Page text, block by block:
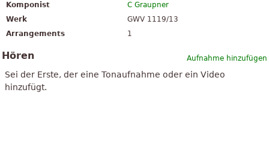
Komponist
C Graupner
Werk
GWV 1119/13
Arrangements
1
Aufnahme hinzufügen
Hören
Sei der Erste, der eine Tonaufnahme oder ein Video
hinzufügt.